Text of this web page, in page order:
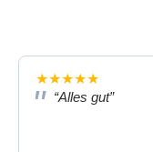
★★★★★
“Alles gut”